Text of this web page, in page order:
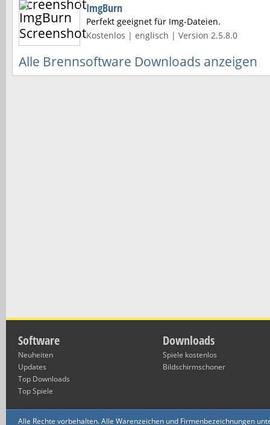
ImgBurn
Perfekt geeignet für Img-Dateien.
Kostenlos | englisch | Version 2.5.8.0
Alle Brennsoftware Downloads anzeigen
Software
Neuheiten
Updates
Top Downloads
Top Spiele
Downloads
Spiele kostenlos
Bildschirmschoner
Alle Rechte vorbehalten. Alle Warenzeichen und Firmenbezeichnungen